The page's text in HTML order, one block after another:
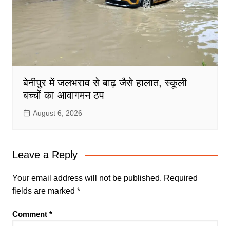
बेनीपुर में जलभराव से बाढ़ जैसे हालात, स्कूली
बच्चों का आवागमन ठप
August 6, 2026
Leave a Reply
Your email address will not be published. Required
fields are marked *
Comment *